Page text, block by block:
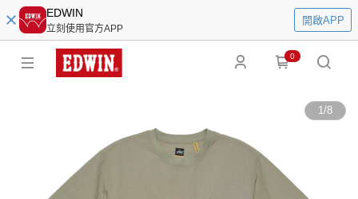
EDWIN
立刻使用官方APP
開啟APP
0
1/8